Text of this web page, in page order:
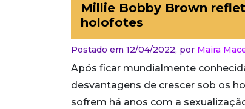
Millie Bobby Brown
holofotes
Postado em 12/04/2022, por Maira
Após ficar mundialmente
desvantagens de crescer sob os
sofrem há anos com a